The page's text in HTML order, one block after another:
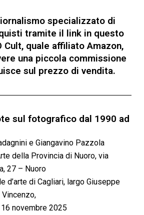
specializzato di
tramite il link in questo
Cult, quale affiliato Amazon,
una piccola commissione
sul prezzo di vendita.
sul fotografico dal 1990 ad
e Giangavino Pazzola
della Provincia di Nuoro, via
27 – Nuoro
d’arte di Cagliari, largo Giuseppe
novembre 2025